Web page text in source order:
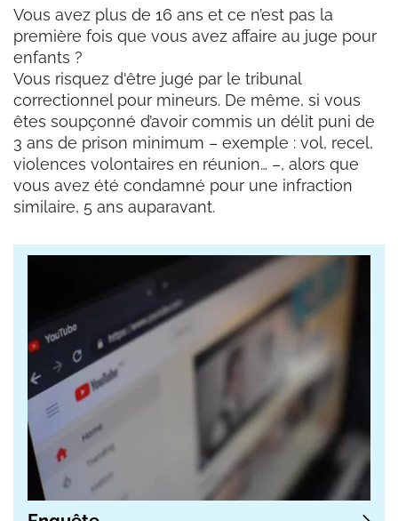
Vous avez plus de 16 ans et ce n’est pas la
première fois que vous avez affaire au juge pour
enfants ?
Vous risquez d'être jugé par le tribunal
correctionnel pour mineurs. De même, si vous
êtes soupçonné d’avoir commis un délit puni de
3 ans de prison minimum – exemple : vol, recel,
violences volontaires en réunion… –, alors que
vous avez été condamné pour une infraction
similaire, 5 ans auparavant.